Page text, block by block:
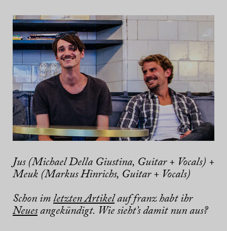
Jus (Michael Della Giustina, Guitar + Vocals) +
Meuk (Markus Hinrichs, Guitar + Vocals)
Schon im letzten Artikelauf franz habt ihr
Neuesangekündigt. Wie sieht’s damit nun aus?